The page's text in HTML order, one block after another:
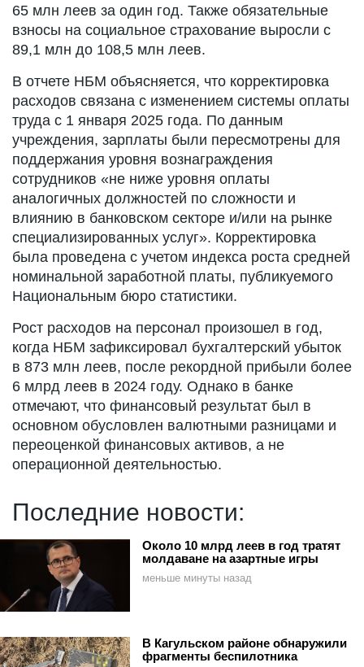
65 млн леев за один год. Также обязательные
взносы на социальное страхование выросли с
89,1 млн до 108,5 млн леев.
В отчете НБМ объясняется, что корректировка
расходов связана с изменением системы оплаты
труда с 1 января 2025 года. По данным
учреждения, зарплаты были пересмотрены для
поддержания уровня вознаграждения
сотрудников «не ниже уровня оплаты
аналогичных должностей по сложности и
влиянию в банковском секторе и/или на рынке
специализированных услуг». Корректировка
была проведена с учетом индекса роста средней
номинальной заработной платы, публикуемого
Национальным бюро статистики.
Рост расходов на персонал произошел в год,
когда НБМ зафиксировал бухгалтерский убыток
в 873 млн леев, после рекордной прибыли более
6 млрд леев в 2024 году. Однако в банке
отмечают, что финансовый результат был в
основном обусловлен валютными разницами и
переоценкой финансовых активов, а не
операционной деятельностью.
Последние новости:
Около 10 млрд леев в год тратят
молдаване на азартные игры
меньше минуты назад
В Кагульском районе обнаружили
фрагменты беспилотника